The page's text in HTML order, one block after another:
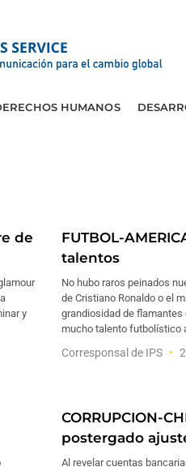
HUMANOS
de
y
FUTBOL-
talentos
No hubo raros peinados
de Cristiano Ronaldo o el
grandiosidad de
mucho talento futbolístico
Corresponsal de IPS
CORRUPCION-
postergado
Al revelar cuentas